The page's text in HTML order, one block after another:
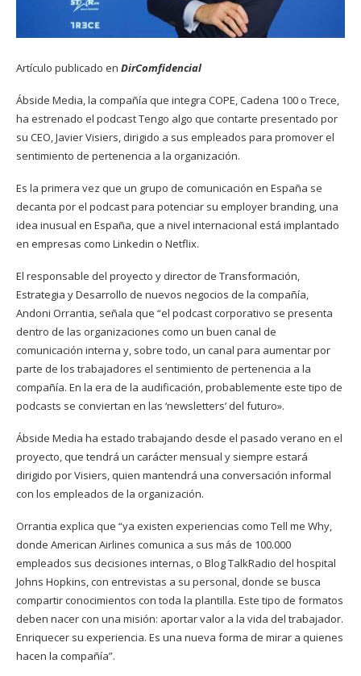
Artículo publicado en DirComfidencial
Ábside Media, la compañía que integra COPE, Cadena 100 o Trece,
ha estrenado el podcast Tengo algo que contarte presentado por
su CEO, Javier Visiers, dirigido a sus empleados para promover el
sentimiento de pertenencia a la organización.
Es la primera vez que un grupo de comunicación en España se
decanta por el podcast para potenciar su employer branding, una
idea inusual en España, que a nivel internacional está implantado
en empresas como Linkedin o Netflix.
El responsable del proyecto y director de Transformación,
Estrategia y Desarrollo de nuevos negocios de la compañía,
Andoni Orrantia, señala que “el podcast corporativo se presenta
dentro de las organizaciones como un buen canal de
comunicación interna y, sobre todo, un canal para aumentar por
parte de los trabajadores el sentimiento de pertenencia a la
compañía. En la era de la audificación, probablemente este tipo de
podcasts se conviertan en las ‘newsletters’ del futuro».
Ábside Media ha estado trabajando desde el pasado verano en el
proyecto, que tendrá un carácter mensual y siempre estará
dirigido por Visiers, quien mantendrá una conversación informal
con los empleados de la organización.
Orrantia explica que “ya existen experiencias como Tell me Why,
donde American Airlines comunica a sus más de 100.000
empleados sus decisiones internas, o Blog TalkRadio del hospital
Johns Hopkins, con entrevistas a su personal, donde se busca
compartir conocimientos con toda la plantilla. Este tipo de formatos
deben nacer con una misión: aportar valor a la vida del trabajador.
Enriquecer su experiencia. Es una nueva forma de mirar a quienes
hacen la compañía”.